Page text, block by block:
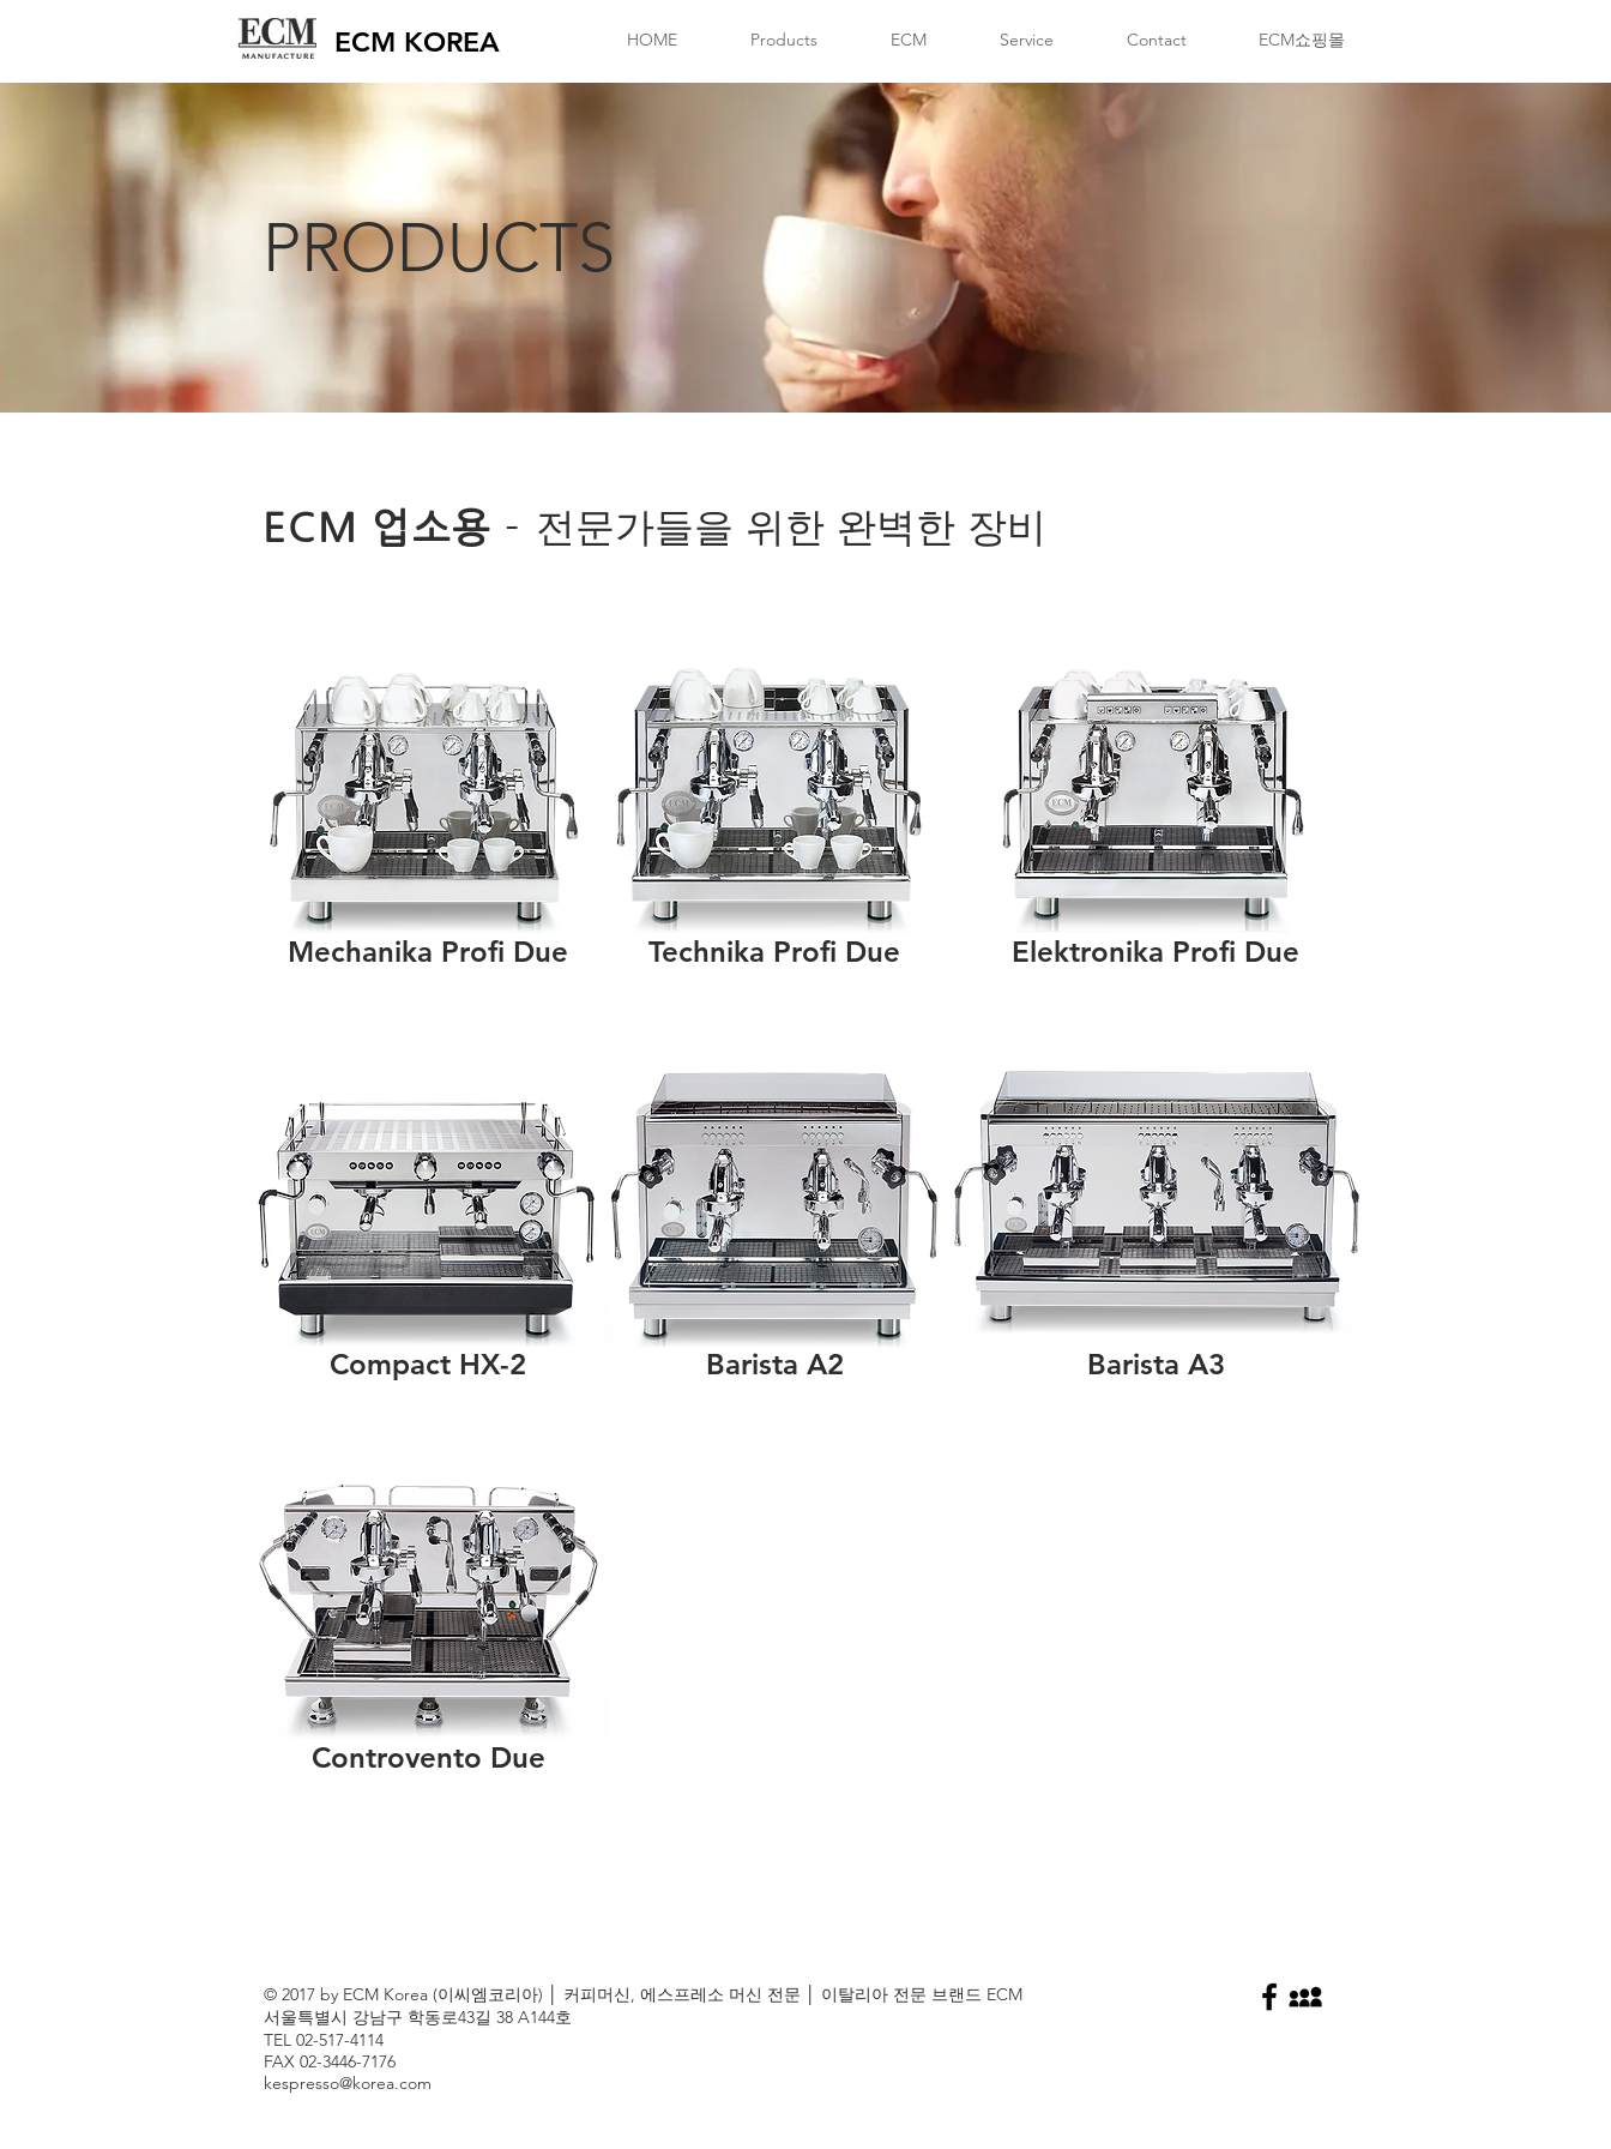
ECM KOREA HOME Products ECM Service Contact ECM쇼핑몰
ECM 업소용 - 전문가들을 위한 완벽한 장비​
Mechanika Profi Due Technika Profi Due Elektronika Profi Due
Barista A3
Barista A2
Compact HX-2
Controvento Due
PRODUCTS
© 2017 by ECM Korea (이씨엠코리아) │ 커피머신, 에스프레소 머신 전문 │ 이탈리아 전문 브랜드 ECM
​서울특별시 강남구 학동로43길 38 A144호
TEL 02-517-4114
FAX 02-3446-7176
kespresso@korea.com